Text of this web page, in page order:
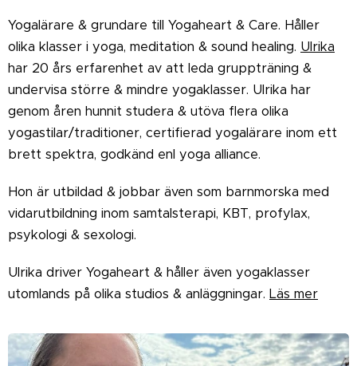
Yogalärare & grundare till Yogaheart & Care. Håller
olika klasser i yoga, meditation & sound healing. Ulrika
har 20 års erfarenhet av att leda gruppträning &
undervisa större & mindre yogaklasser. Ulrika har
genom åren hunnit studera & utöva flera olika
yogastilar/traditioner, certifierad yogalärare inom ett
brett spektra, godkänd enl yoga alliance.
Hon är utbildad & jobbar även som barnmorska med
vidarutbildning inom samtalsterapi, KBT, profylax,
psykologi & sexologi.
Ulrika driver Yogaheart & håller även yogaklasser
utomlands på olika studios & anläggningar. Läs mer